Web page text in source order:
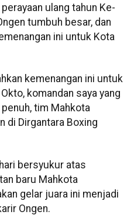
ulang tahun Ke-
tumbuh besar, dan
ini untuk Kota
kemenangan ini untuk
komandan saya yang
tim Mahkota
di Dirgantara Boxing
bersyukur atas
baru Mahkota
gelar juara ini menjadi
Ongen.